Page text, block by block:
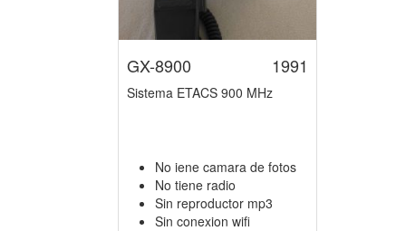
1991
GX-8900
Sistema ETACS 900 MHz
No iene camara de fotos
No tiene radio
Sin reproductor mp3
Sin conexion wifi